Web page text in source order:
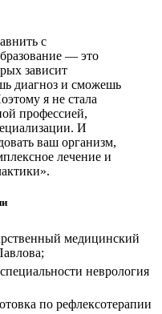
с
— это
зависит
диагноз и сможешь
я не стала
профессией,
И
ваш организм,
лечение и
медицинский
неврология
по рефлексотерапии